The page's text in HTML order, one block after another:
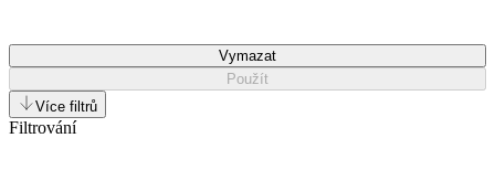
Vymazat
Použít
Více filtrů
Filtrování